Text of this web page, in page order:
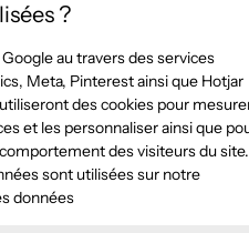
?
au travers des services
Meta, Pinterest ainsi que Hotjar
des cookies pour
et les personnaliser ainsi que
des visiteurs du site.
sont utilisées sur notre
données